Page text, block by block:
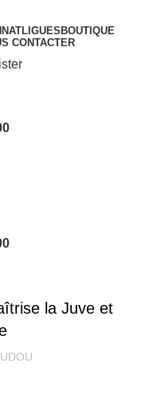
LIGUES BOUTIQUE
CONTACTER
la Juve et